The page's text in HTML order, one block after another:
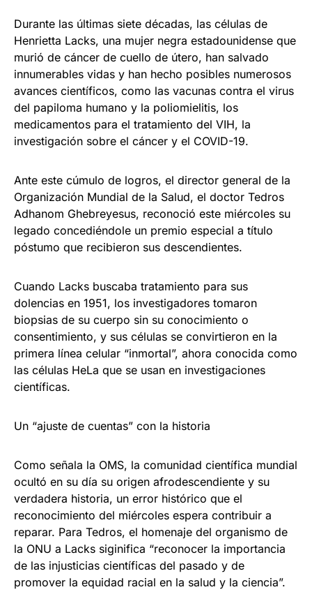
Durante las últimas siete décadas, las células de
Henrietta Lacks, una mujer negra estadounidense que
murió de cáncer de cuello de útero, han salvado
innumerables vidas y han hecho posibles numerosos
avances científicos, como las vacunas contra el virus
del papiloma humano y la poliomielitis, los
medicamentos para el tratamiento del VIH, la
investigación sobre el cáncer y el COVID-19.
Ante este cúmulo de logros, el director general de la
Organización Mundial de la Salud, el doctor Tedros
Adhanom Ghebreyesus, reconoció este miércoles su
legado concediéndole un premio especial a título
póstumo que recibieron sus descendientes.
Cuando Lacks buscaba tratamiento para sus
dolencias en 1951, los investigadores tomaron
biopsias de su cuerpo sin su conocimiento o
consentimiento, y sus células se convirtieron en la
primera línea celular “inmortal”, ahora conocida como
las células HeLa que se usan en investigaciones
científicas.
Un “ajuste de cuentas” con la historia
Como señala la OMS, la comunidad científica mundial
ocultó en su día su origen afrodescendiente y su
verdadera historia, un error histórico que el
reconocimiento del miércoles espera contribuir a
reparar. Para Tedros, el homenaje del organismo de
la ONU a Lacks siginifica “reconocer la importancia
de las injusticias científicas del pasado y de
promover la equidad racial en la salud y la ciencia”.